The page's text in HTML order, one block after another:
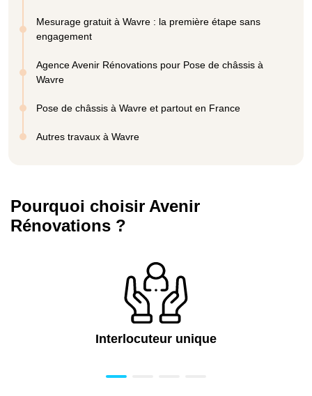
Mesurage gratuit à Wavre : la première étape sans
engagement
Agence Avenir Rénovations pour Pose de châssis à
Wavre
Pose de châssis à Wavre et partout en France
Autres travaux à Wavre
Pourquoi choisir Avenir
Rénovations ?
Interlocuteur unique